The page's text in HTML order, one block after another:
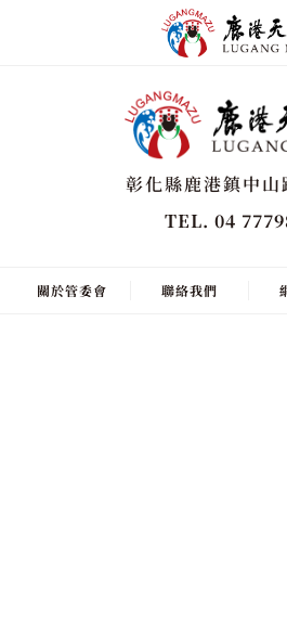
彰化縣鹿港鎮中山
TEL. 04
關於管委會 聯絡我們